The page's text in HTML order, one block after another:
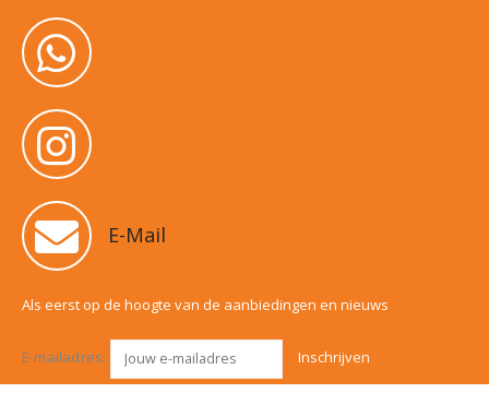
E-Mail
Als eerst op de hoogte van de aanbiedingen en nieuws
E-mailadres: